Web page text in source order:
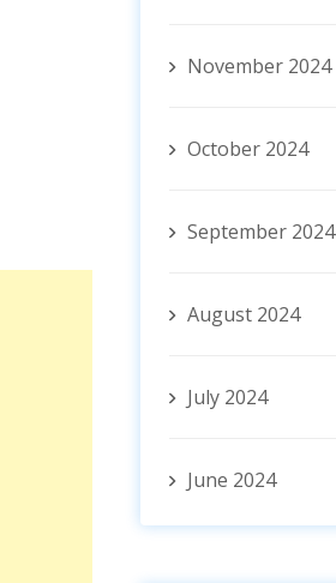
November 2024
October 2024
September 2024
August 2024
July 2024
June 2024